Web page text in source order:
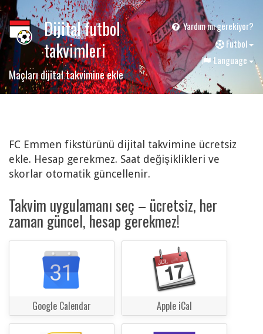
Dijital futbol
takvimleri
Maçları dijital takvimine ekle
Yardım mı gerekiyor?
Futbol
Language
FC Emmen fikstürünü dijital takvimine ücretsiz
ekle. Hesap gerekmez. Saat değişiklikleri ve
skorlar otomatik güncellenir.
Takvim uygulamanı seç – ücretsiz, her
zaman güncel, hesap gerekmez!
Google Calendar Apple iCal